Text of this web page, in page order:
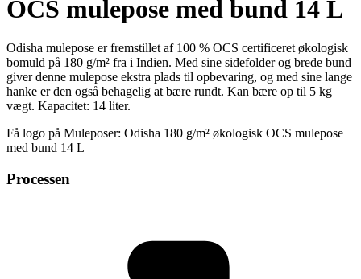
OCS mulepose med bund 14 L
Odisha mulepose er fremstillet af 100 % OCS certificeret økologisk
bomuld på 180 g/m² fra i Indien. Med sine sidefolder og brede bund
giver denne mulepose ekstra plads til opbevaring, og med sine lange
hanke er den også behagelig at bære rundt. Kan bære op til 5 kg
vægt. Kapacitet: 14 liter.
Få logo på Muleposer: Odisha 180 g/m² økologisk OCS mulepose
med bund 14 L
Processen